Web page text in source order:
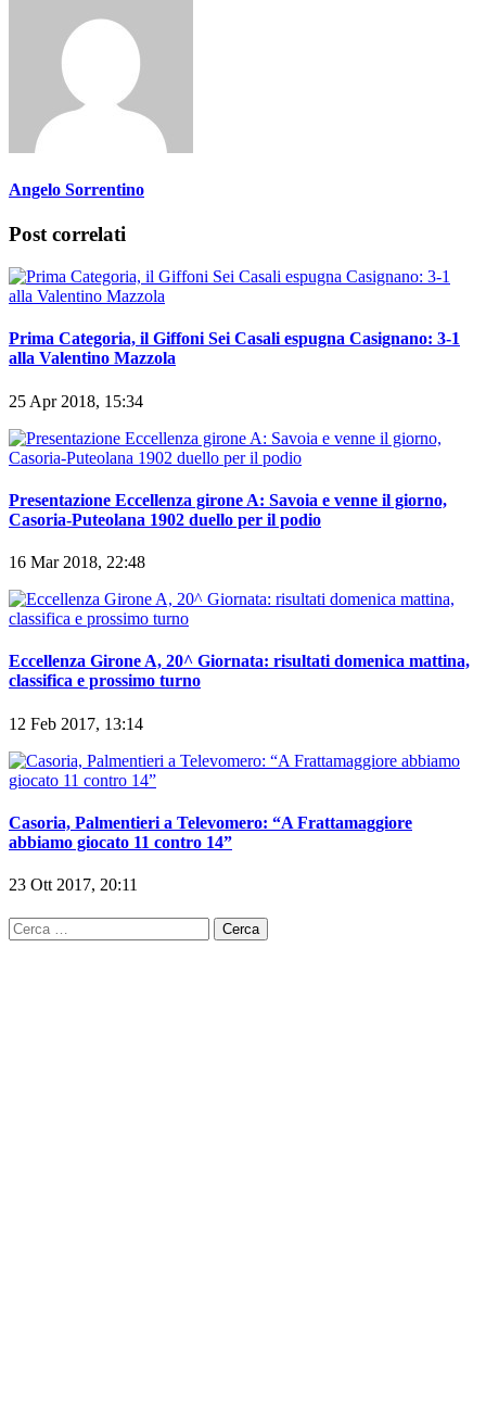
Angelo Sorrentino
Post correlati
Prima Categoria, il Giffoni Sei Casali espugna Casignano: 3-1
alla Valentino Mazzola
25 Apr 2018, 15:34
Presentazione Eccellenza girone A: Savoia e venne il giorno,
Casoria-Puteolana 1902 duello per il podio
16 Mar 2018, 22:48
Eccellenza Girone A, 20^ Giornata: risultati domenica mattina,
classifica e prossimo turno
12 Feb 2017, 13:14
Casoria, Palmentieri a Televomero: “A Frattamaggiore
abbiamo giocato 11 contro 14”
23 Ott 2017, 20:11
Ricerca
per: